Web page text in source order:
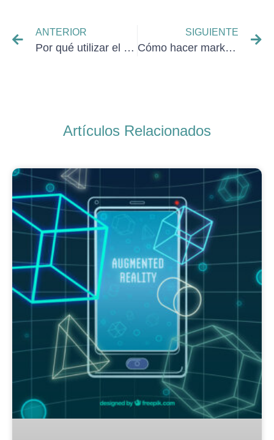
ANTERIOR
Por qué utilizar el marketing digital
SIGUIENTE
Cómo hacer marketing digital en Redes Sociales
Artículos Relacionados